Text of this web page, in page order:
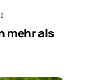
mehr als